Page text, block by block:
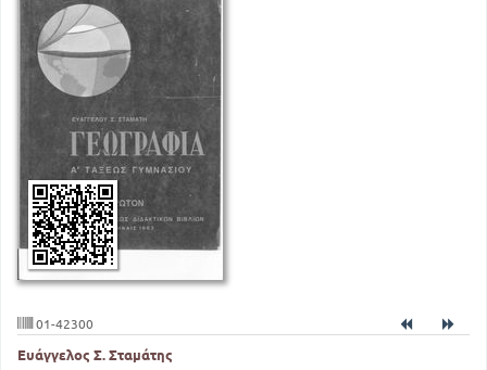
01-42300
Ευάγγελος Σ. Σταμάτης